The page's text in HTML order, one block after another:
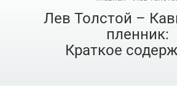
Лев Толстой –
пленник:
Краткое